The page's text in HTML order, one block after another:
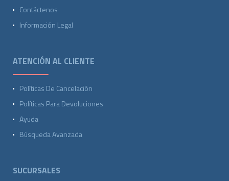
Contáctenos
Información Legal
ATENCIÓN AL CLIENTE
Políticas De Cancelación
Políticas Para Devoluciones
Ayuda
Búsqueda Avanzada
SUCURSALES